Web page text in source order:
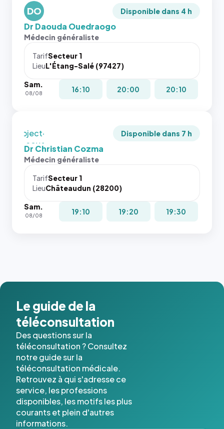
dernières
images de
l'annuaire
dans ce
cas. #}
DO Disponible dans 4 h
Dr Daouda Ouedraogo
Médecin généraliste
TarifSecteur 1
LieuL'Étang-Salé (97427)
Sam.
08/08 16:10 20:00 20:10
picture`,
et un
rapport 1:1
juste à
toutes les
puisque la
`object-
fit: cover`.
Sans ces
navigateur
pas la
place, et
Disponible dans 7 h
Dr Christian Cozma
Médecin généraliste
TarifSecteur 1
LieuChâteaudun (28200)
Sam.
08/08 19:10 19:20 19:30
Le guide de la
téléconsultation
Des questions sur la
téléconsultation ? Consultez
notre guide sur la
téléconsultation médicale.
Retrouvez à qui s'adresse ce
service, les professions
disponibles, les motifs les plus
courants et plein d'autres
informations.